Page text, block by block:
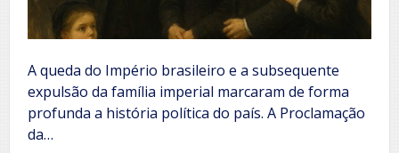
A queda do Império brasileiro e a subsequente
expulsão da família imperial marcaram de forma
profunda a história política do país. A Proclamação
da…